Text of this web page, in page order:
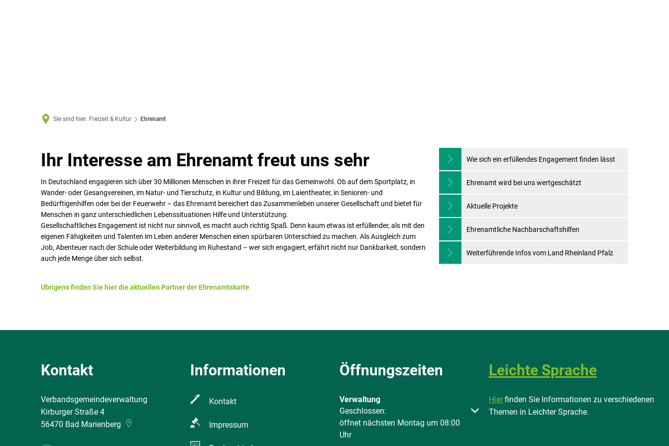
Sie sind hier: Freizeit & Kultur Ehrenamt
EhrenamtIhr Interesse am Ehrenamt freut uns sehr
In Deutschland engagieren sich über 30 Millionen Menschen in ihrer Freizeit für das Gemeinwohl. Ob auf dem Sportplatz, in
Wander- oder Gesangvereinen, im Natur- und Tierschutz, in Kultur und Bildung, im Laientheater, in Senioren- und
Bedürftigenhilfen oder bei der Feuerwehr – das Ehrenamt bereichert das Zusammenleben unserer Gesellschaft und bietet für
Menschen in ganz unterschiedlichen Lebenssituationen Hilfe und Unterstützung.
Gesellschaftliches Engagement ist nicht nur sinnvoll, es macht auch richtig Spaß. Denn kaum etwas ist erfüllender, als mit den
eigenen Fähigkeiten und Talenten im Leben anderer Menschen einen spürbaren Unterschied zu machen. Als Ausgleich zum
Job, Abenteuer nach der Schule oder Weiterbildung im Ruhestand – wer sich engagiert, erfährt nicht nur Dankbarkeit, sondern
auch jede Menge über sich selbst.
Übrigens finden Sie hier die aktuellen Partner der Ehrenamtskarte
Wie sich ein erfüllendes Engagement finden lässt
Ehrenamt wird bei uns wertgeschätzt
Aktuelle Projekte
Ehrenamtliche Nachbarschaftshilfen
Weiterführende Infos vom Land Rheinland Pfalz
Kontakt
Verbandsgemeindeverwaltung
Kirburger Straße 4
56470 Bad Marienberg
Informationen
Kontakt
Impressum
Öffnungszeiten
Verwaltung
Klicken, um weitere Öffnungs- oder Schließzeiten auszublenden
Geschlossen:
öffnet nächsten Montag um 08:00
Uhr
Leichte Sprache
Hier finden Sie Informationen zu verschiedenen
Themen in Leichter Sprache.